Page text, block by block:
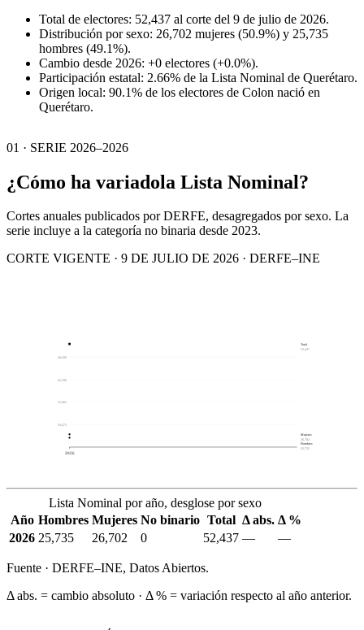
Total de electores: 52,437 al corte del 9 de julio de 2026.
Distribución por sexo: 26,702 mujeres (50.9%) y 25,735
hombres (49.1%).
Cambio desde 2026: +0 electores (+0.0%).
Participación estatal: 2.66% de la Lista Nominal de Querétaro.
Origen local: 90.1% de los electores de Colon nació en
Querétaro.
01 · SERIE 2026–2026
¿Cómo ha variadola Lista Nominal?
Cortes anuales publicados por DERFE, desagregados por sexo. La
serie incluye a la categoría no binaria desde 2023.
CORTE VIGENTE · 9 DE JULIO DE 2026 · DERFE–INE
29,473
35,882
42,290
48,699
2026
Total
52,437
Mujeres
26,702
Hombres
25,735
Lista Nominal por año, desglose por sexo
Año Hombres Mujeres No binario Total Δ abs. Δ %
2026 25,735 26,702 0 52,437 — —
Fuente · DERFE–INE, Datos Abiertos.
Δ abs. = cambio absoluto · Δ % = variación respecto al año anterior.